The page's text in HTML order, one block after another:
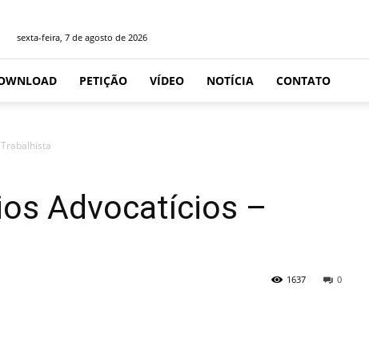
sexta-feira, 7 de agosto de 2026
PETIÇÃO VÍDEO NOTÍCIA CONTATO
Advocatícios –
0
1637